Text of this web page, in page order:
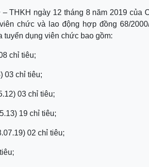
THKH ngày 12 tháng 8 năm 2019 của
chức và lao động hợp đồng 68/
tuyển dụng viên chức bao gồm:
chỉ tiêu;
03 chỉ tiêu;
03 chỉ tiêu;
19 chỉ tiêu;
02 chỉ tiêu;